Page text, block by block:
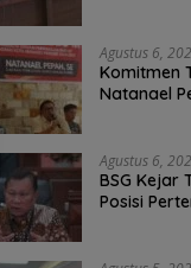
Agustus 6,
Komitmen
Natanael
Agustus 6,
BSG Kejar
Posisi